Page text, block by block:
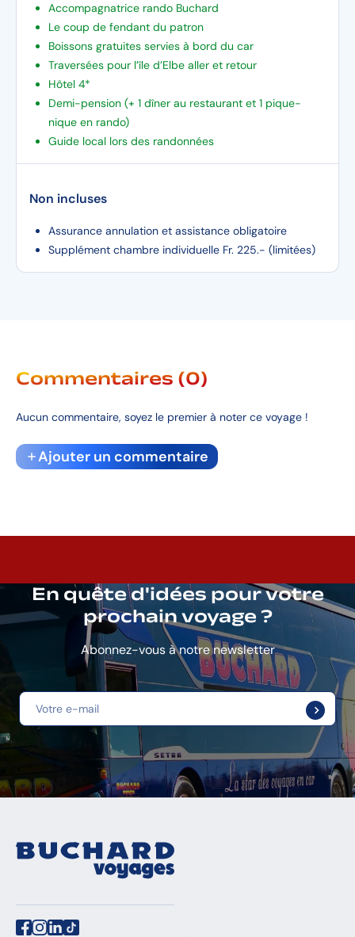
Accompagnatrice rando Buchard
Le coup de fendant du patron
Boissons gratuites servies à bord du car
Traversées pour l’île d’Elbe aller et retour
Hôtel 4*
Demi-pension (+ 1 dîner au restaurant et 1 pique-
nique en rando)
Guide local lors des randonnées
Non incluses
Assurance annulation et assistance obligatoire
Supplément chambre individuelle Fr. 225.- (limitées)
Commentaires (0)
Aucun commentaire, soyez le premier à noter ce voyage !
Ajouter un commentaire
En quête d'idées pour votre
prochain voyage ?
Abonnez-vous à notre newsletter